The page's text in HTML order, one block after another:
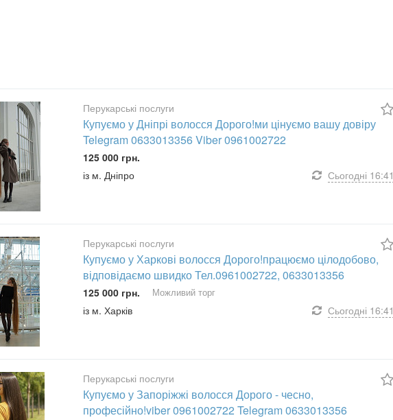
Перукарські послуги
Купуємо у Дніпрі волосся Дорого!ми цінуємо вашу довіру
Telegram 0633013356 Viber 0961002722
125 000 грн.
із м. Дніпро
Сьогодні 16:41
Перукарські послуги
Купуємо у Харкові волосся Дорого!працюємо цілодобово,
відповідаємо швидко Тел.0961002722, 0633013356
125 000 грн. Можливий торг
із м. Харків Сьогодні 16:41
Перукарські послуги
Купуємо у Запоріжжі волосся Дорого - чесно,
професійно!viber 0961002722 Telegram 0633013356